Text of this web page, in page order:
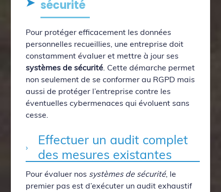
sécurité
Pour protéger efficacement les données
personnelles recueillies, une entreprise doit
constamment évaluer et mettre à jour ses
systèmes de sécurité. Cette démarche permet
non seulement de se conformer au RGPD mais
aussi de protéger l’entreprise contre les
éventuelles cybermenaces qui évoluent sans
cesse.
Effectuer un audit complet
des mesures existantes
Pour évaluer nos systèmes de sécurité, le
premier pas est d’exécuter un audit exhaustif